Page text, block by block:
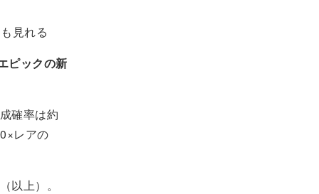
見れる
ピックの新
確率は約
レアの
以上）。